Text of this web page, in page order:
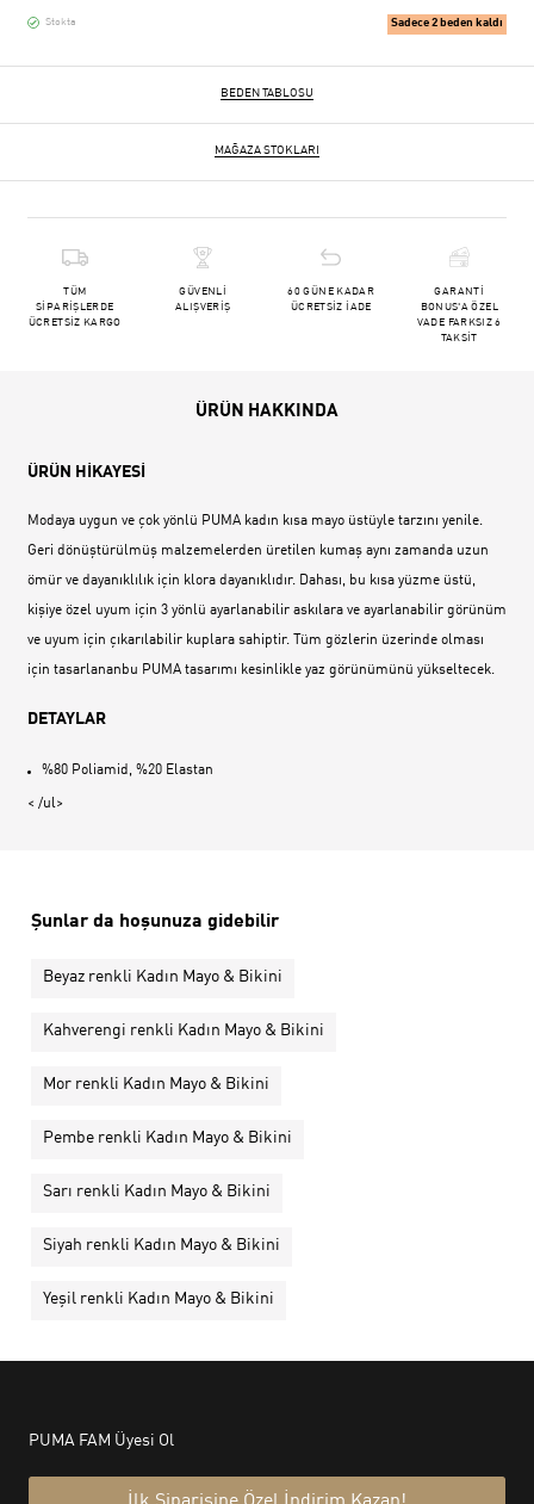
Stokta Sadece 2 beden kaldı
BEDEN TABLOSU
MAĞAZA STOKLARI
TÜM
SİPARİŞLERDE
ÜCRETSİZ KARGO
GÜVENLİ
ALIŞVERİŞ
60 GÜNE KADAR
ÜCRETSİZ İADE
GARANTİ
BONUS'A ÖZEL
VADE FARKSIZ 6
TAKSİT
ÜRÜN HAKKINDA
ÜRÜN HİKAYESİ
Modaya uygun ve çok yönlü PUMA kadın kısa mayo üstüyle tarzını yenile.
Geri dönüştürülmüş malzemelerden üretilen kumaş aynı zamanda uzun
ömür ve dayanıklılık için klora dayanıklıdır. Dahası, bu kısa yüzme üstü,
kişiye özel uyum için 3 yönlü ayarlanabilir askılara ve ayarlanabilir görünüm
ve uyum için çıkarılabilir kuplara sahiptir. Tüm gözlerin üzerinde olması
için tasarlananbu PUMA tasarımı kesinlikle yaz görünümünü yükseltecek.
DETAYLAR
%80 Poliamid, %20 Elastan
< /ul>
Şunlar da hoşunuza gidebilir
Beyaz renkli Kadın Mayo & Bikini
Kahverengi renkli Kadın Mayo & Bikini
Mor renkli Kadın Mayo & Bikini
Pembe renkli Kadın Mayo & Bikini
Sarı renkli Kadın Mayo & Bikini
Siyah renkli Kadın Mayo & Bikini
Yeşil renkli Kadın Mayo & Bikini